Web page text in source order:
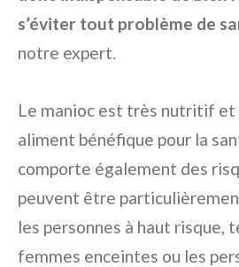
s’éviter tout problème de
notre expert.
Le manioc est très nutritif et
aliment bénéfique pour la
comporte également des
peuvent être
les personnes à haut risque,
femmes enceintes ou les